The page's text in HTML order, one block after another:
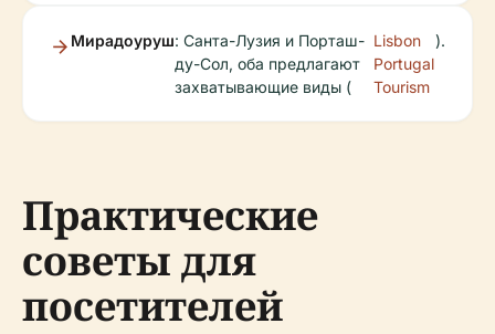
Мирадоуруш: Санта-Лузия и Порташ-
ду-Сол, оба предлагают
захватывающие виды (
Lisbon
Portugal
Tourism
).
Практические
советы для
посетителей